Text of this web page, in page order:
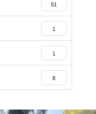
51
1
1
8